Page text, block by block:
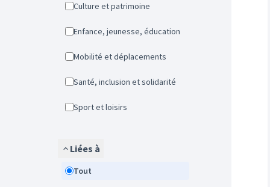
Culture et patrimoine
Enfance, jeunesse, éducation
Mobilité et déplacements
Santé, inclusion et solidarité
Sport et loisirs
Liées à
Tout